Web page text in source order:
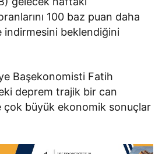
100 baz puan daha
indirmesini beklendiğini
Başekonomisti Fatih
deprem trajik bir can
çok büyük ekonomik sonuçlar